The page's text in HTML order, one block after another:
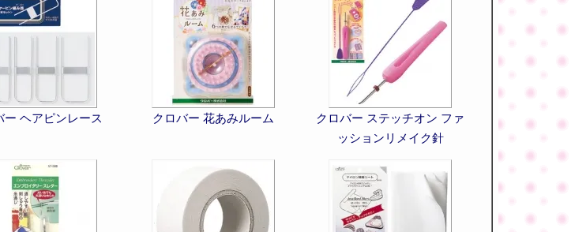
ー ヘアピンレース クロバー 花あみルーム
クロバー ステッチオン ファ
ッションリメイク針